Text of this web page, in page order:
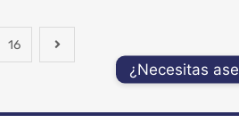
16
¿Necesitas